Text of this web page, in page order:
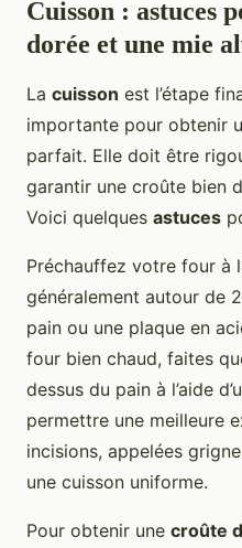
Cuisson : astuces
dorée et une mie
La cuisson est l’étape
importante pour obtenir
parfait. Elle doit être
garantir une croûte bien
Voici quelques astuces
Préchauffez votre four à
généralement autour de
pain ou une plaque en
four bien chaud, faites
dessus du pain à l’aide
permettre une meilleure
incisions, appelées
une cuisson uniforme.
Pour obtenir une croûte